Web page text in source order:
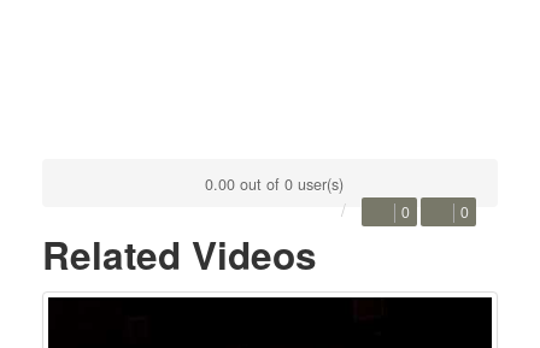
0.00 out of 0 user(s)
0 0
Related Videos